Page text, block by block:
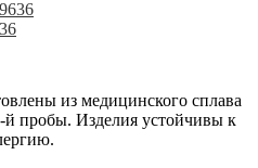
из медицинского сплава
пробы. Изделия устойчивы к